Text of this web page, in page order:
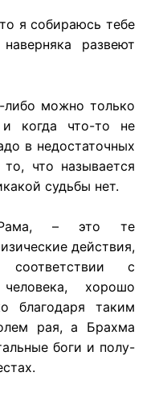
я собираюсь тебе
развеют
можно только
и когда что-то не
в недостаточных
что называется
судьбы нет.
Рама, – это те
действия,
с
хорошо
благодаря таким
рая, а Брахма
боги и полу-